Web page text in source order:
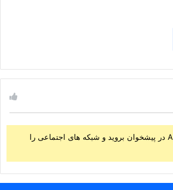
به صفحه Arqam options در پیشخوان بروید و شبکه های اجتماعی را